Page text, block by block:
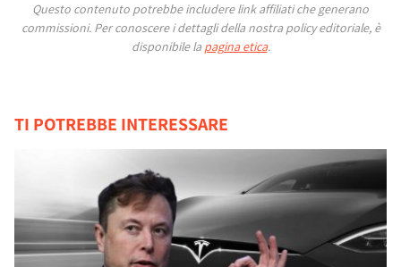
Questo contenuto potrebbe includere link affiliati che generano
commissioni. Per conoscere i dettagli della nostra policy editoriale, è
disponibile la pagina etica.
TI POTREBBE INTERESSARE